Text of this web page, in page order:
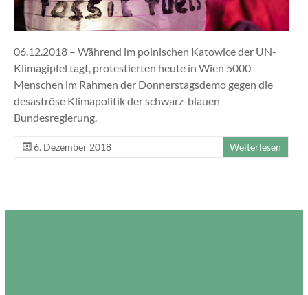
06.12.2018 – Während im polnischen Katowice der UN-
Klimagipfel tagt, protestierten heute in Wien 5000
Menschen im Rahmen der Donnerstagsdemo gegen die
desaströse Klimapolitik der schwarz-blauen
Bundesregierung.
6. Dezember 2018 Weiterlesen